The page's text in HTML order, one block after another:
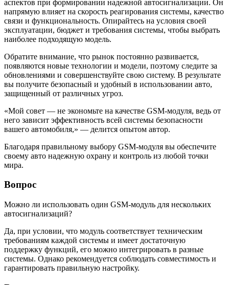
аспектов при формировании надежной автосигнализации. Он
напрямую влияет на скорость реагирования системы, качество
связи и функциональность. Опирайтесь на условия своей
эксплуатации, бюджет и требования системы, чтобы выбрать
наиболее подходящую модель.
Обратите внимание, что рынок постоянно развивается,
появляются новые технологии и модели, поэтому следите за
обновлениями и совершенствуйте свою систему. В результате
вы получите безопасный и удобный в использовании авто,
защищенный от различных угроз.
«Мой совет — не экономьте на качестве GSM-модуля, ведь от
него зависит эффективность всей системы безопасности
вашего автомобиля,» — делится опытом автор.
Благодаря правильному выбору GSM-модуля вы обеспечите
своему авто надежную охрану и контроль из любой точки
мира.
Вопрос
Можно ли использовать один GSM-модуль для нескольких
автосигнализаций?
Да, при условии, что модуль соответствует техническим
требованиям каждой системы и имеет достаточную
поддержку функций, его можно интегрировать в разные
системы. Однако рекомендуется соблюдать совместимость и
гарантировать правильную настройку.